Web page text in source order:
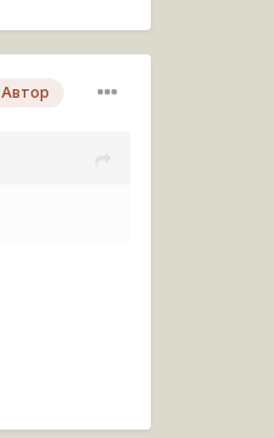
Автор